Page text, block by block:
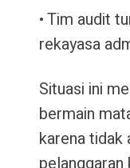
•Tim audit
rekayasa
Situasi ini
bermain
karena tidak